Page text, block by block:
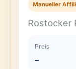
Manueller
Rostocker
Preis
–